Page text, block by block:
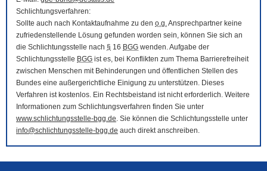
Schlichtungsverfahren:
Sollte auch nach Kontaktaufnahme zu den o.g.Ansprechpartner keine
zufriedenstellende Lösung gefunden worden sein, können Sie sich an
die Schlichtungsstelle nach § 16 BGG wenden. Aufgabe der
Schlichtungsstelle BGG ist es, bei Konflikten zum Thema Barrierefreiheit
zwischen Menschen mit Behinderungen und öffentlichen Stellen des
Bundes eine außergerichtliche Einigung zu unterstützen. Dieses
Verfahren ist kostenlos. Ein Rechtsbeistand ist nicht erforderlich. Weitere
Informationen zum Schlichtungsverfahren finden Sie unter
www.schlichtungsstelle-bgg.de. Sie können die Schlichtungsstelle unter
info@schlichtungsstelle-bgg.de auch direkt anschreiben.